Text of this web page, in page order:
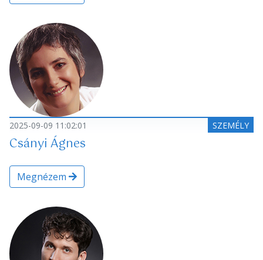
2025-09-09 11:02:01 SZEMÉLY
Csányi Ágnes
Megnézem